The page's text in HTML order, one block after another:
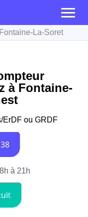
Fontaine-La-Soret